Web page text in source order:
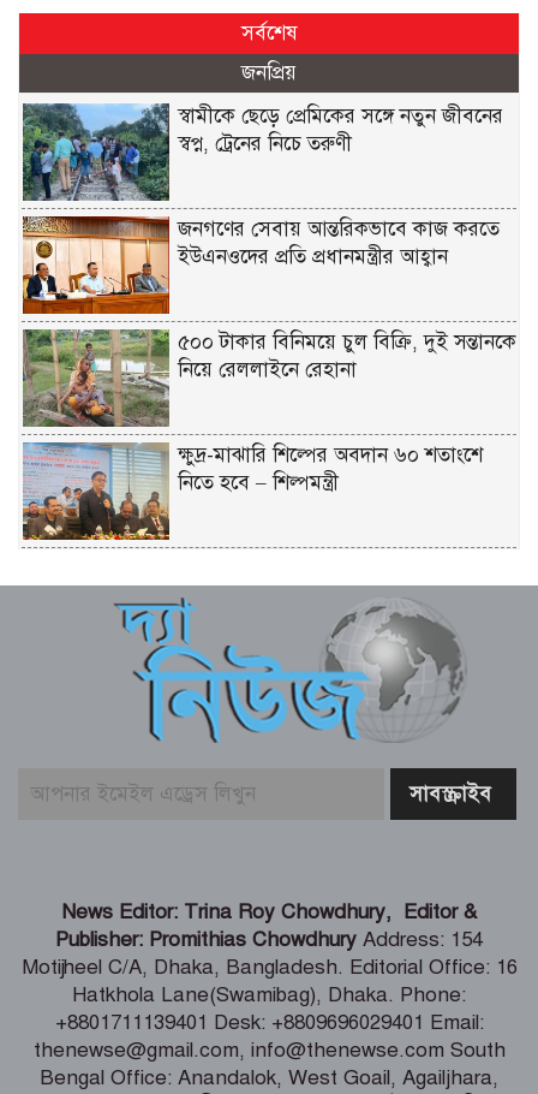
সর্বশেষ
জনপ্রিয়
স্বামীকে ছেড়ে প্রেমিকের সঙ্গে নতুন জীবনের
স্বপ্ন, ট্রেনের নিচে তরুণী
জনগণের সেবায় আন্তরিকভাবে কাজ করতে
ইউএনওদের প্রতি প্রধানমন্ত্রীর আহ্বান
৫০০ টাকার বিনিময়ে চুল বিক্রি, দুই সন্তানকে
নিয়ে রেললাইনে রেহানা
ক্ষুদ্র-মাঝারি শিল্পের অবদান ৬০ শতাংশে
নিতে হবে – শিল্পমন্ত্রী
কাজ করছে সরকার – প্রতিমন্ত্রী সুলতান
যশোর সিমান্ত এলাকায় বিজিবি অভিযানে
মাদকদ্রব্য ও চোরাচালান পণ্যসহ আটক-১
বাঁশখালীকে বন্যা মুক্ত করার পদক্ষেপ নেয়া
হাওরে বাড়বে মাছের অভয়াশ্রম, ইজারা প্রথা
বাতিলের উদ্যোগ – মৎস্য ও প্রাণিসম্পদ এবং
কৃষিমন্ত্রী
তরুণদের নেতৃত্বেই টেকসই হবে প্রযুক্তিনির্ভর
উন্নয়ন – তথ্যপ্রযুক্তি মন্ত্রী
News Editor: Trina Roy Chowdhury, Editor &
Publisher: Promithias Chowdhury Address: 154
Motijheel C/A, Dhaka, Bangladesh. Editorial Office: 16
Hatkhola Lane(Swamibag), Dhaka. Phone:
+8801711139401 Desk: +8809696029401 Email:
thenewse@gmail.com, info@thenewse.com South
Bengal Office: Anandalok, West Goail, Agailjhara,